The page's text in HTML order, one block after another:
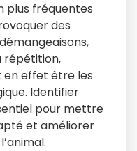
plus fréquentes
des
répétition,
en effet être les
Identifier
pour mettre
et améliorer